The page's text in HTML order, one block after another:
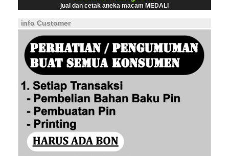
jual dan cetak aneka macam MEDALI
info Customer